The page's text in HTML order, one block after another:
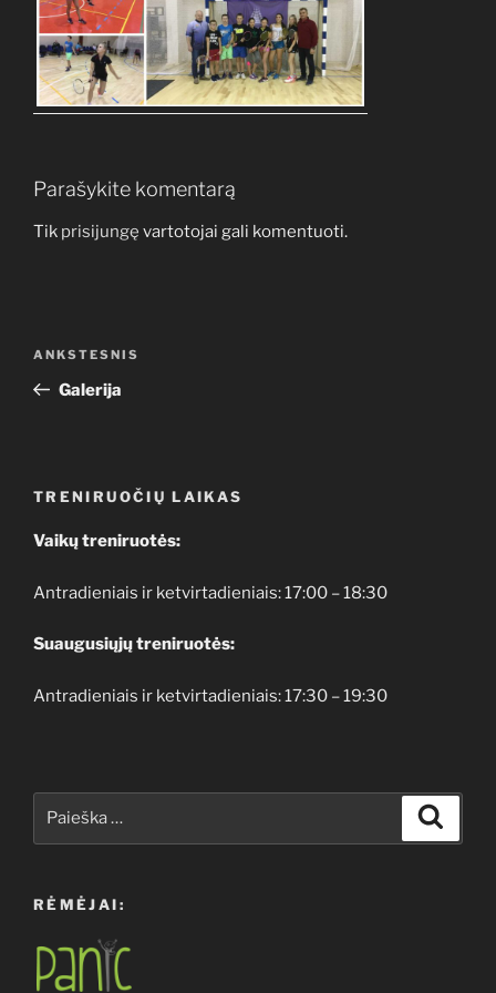
Parašykite komentarą
Tik prisijungę vartotojai gali komentuoti.
Navigacija
įrašų
Ankstesnis
įrašas
ANKSTESNIS
Galerija
TRENIRUOČIŲ LAIKAS
Vaikų treniruotės:
Antradieniais ir ketvirtadieniais: 17:00 – 18:30
Suaugusiųjų treniruotės:
Antradieniais ir ketvirtadieniais: 17:30 – 19:30
RĖMĖJAI: